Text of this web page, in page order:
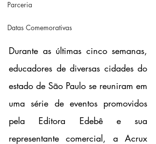
Parceria
Datas Comemorativas
Durante as últimas cinco semanas,
educadores de diversas cidades do
estado de São Paulo se reuniram em
uma série de eventos promovidos
pela Editora Edebê e sua
representante comercial, a Acrux